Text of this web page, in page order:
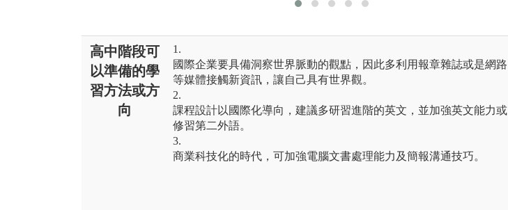
高中階段可
以準備的學
習方法或方
向
1.
國際企業要具備洞察世界脈動的觀點，因此多利用報章雜誌或是網路
等媒體接觸新資訊，讓自己具有世界觀。
2.
課程設計以國際化導向，建議多研習進階的英文，並加強英文能力或
修習第二外語。
3.
商業科技化的時代，可加強電腦文書處理能力及簡報溝通技巧。